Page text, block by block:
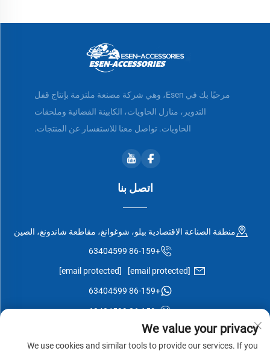
مرحبًا بك في Esen، وهي شركة مصنعة ملتزمة بإنتاج قفل
التدوير، منازل الحاويات، الكابينة الفضائية وملحقات
الحاويات. تواصل معنا للاستفسار عن المنتجات.
اتصل بنا
منطقة الصناعة الاقتصادية بيلو، شوغوانغ، مقاطعة شاندونغ، الصين
+86-159 63404599
[email protected]
[email protected]
+86-159 63404599
+86-159 63404599
We value your privacy
We use cookies and similar tools to provide our services. If you